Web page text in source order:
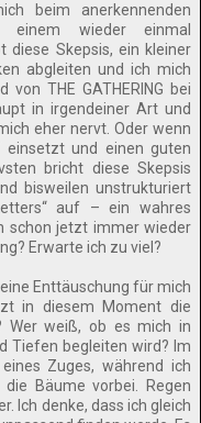
beim anerkennenden
wieder einmal
diese Skepsis, ein kleiner
abgleiten und ich mich
THE GATHERING bei
in irgendeiner Art und
eher nervt. Oder wenn
einsetzt und einen guten
bricht diese Skepsis
bisweilen unstrukturiert
auf – ein wahres
schon jetzt immer wieder
Erwarte ich zu viel?
Enttäuschung für mich
in diesem Moment die
Wer weiß, ob es mich in
Tiefen begleiten wird? Im
Zuges, während ich
Bäume vorbei. Regen
Ich denke, dass ich gleich